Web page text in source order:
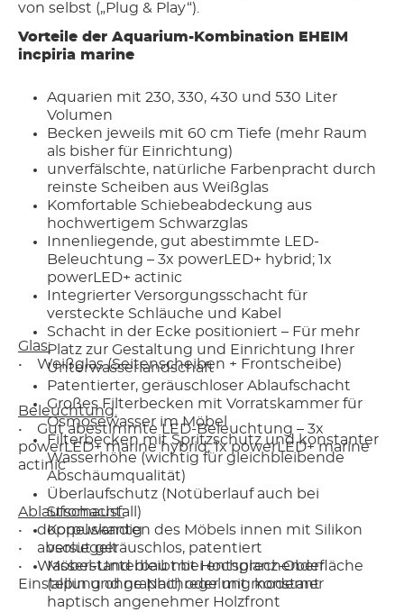
von selbst („Plug & Play“).
Vorteile der Aquarium-Kombination EHEIM
incpiria marine
Aquarien mit 230, 330, 430 und 530 Liter
Volumen
Becken jeweils mit 60 cm Tiefe (mehr Raum
als bisher für Einrichtung)
unverfälschte, natürliche Farbenpracht durch
reinste Scheiben aus Weißglas
Komfortable Schiebeabdeckung aus
hochwertigem Schwarzglas
Innenliegende, gut abestimmte LED-
Beleuchtung – 3x powerLED+ hybrid; 1x
powerLED+ actinic
Integrierter Versorgungsschacht für
versteckte Schläuche und Kabel
Schacht in der Ecke positioniert – Für mehr
Platz zur Gestaltung und Einrichtung Ihrer
Unterwasserlandschaft
Patentierter, geräuschloser Ablaufschacht
Großes Filterbecken mit Vorratskammer für
Osmosewasser im Möbel
Filterbecken mit Spritzschutz und konstanter
Wasserhöhe (wichtig für gleichbleibende
Abschäumqualität)
Überlaufschutz (Notüberlauf auch bei
Stromausfall)
Korpuskanten des Möbels innen mit Silikon
versiegelt
Möbel-Unterbau mit Hochglanz-Oberfläche
(alpin und graphit) oder mit moderner
haptisch angenehmer Holzfront
Glas:
• Weißglas (Seitenscheiben + Frontscheibe)
Beleuchtung:
• Gut abestimmte LED-Beleuchtung – 3x
powerLED+ marine hybrid; 1x powerLED+ marine
actinic
Ablaufschacht:
• doppelwandig
• absolut geräuschlos, patentiert
• Wasserstand bleibt bei entsprechender
Einstellung ohne Nachregelung konstant